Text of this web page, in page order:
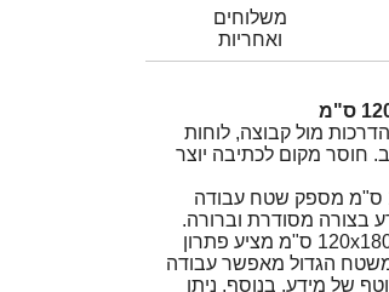
משלוחים
ואחריות
מול קבוצה, לוחות
חוסר מקום לכתיבה יוצר
לוח מחיק מגנטי גדול במיוחד בגודל 120x180 ס"מ מספק שטח עבודה
בצורה מסודרת וברורה.
לוח מחיק מגנטי עם מסגרת אלומיניום בגודל 120x180 ס"מ מציע פתרון
הגדול מאפשר עבודה
של מידע. בנוסף, ניתן